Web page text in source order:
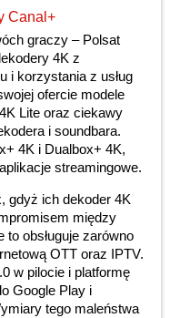
Canal+
graczy – Polsat
4K z
i korzystania z usług
ofercie modele
Lite oraz ciekawy
i soundbara.
4K i Dualbox+ 4K,
streamingowe.
gdyż ich dekoder 4K
między
obsługuje zarówno
OTT oraz IPTV.
w pilocie i platformę
Google Play i
tego maleństwa